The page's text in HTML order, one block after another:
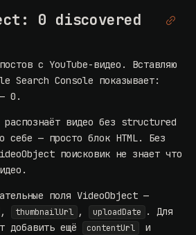
0 discovered
с YouTube-видео. Вставляю
Search Console показывает:
0.
распознаёт видео без structured
— просто блок HTML. Без
поисковик не знает что
поля VideoObject —
, thumbnailUrl , uploadDate
. Для
добавить ещё
contentUrl и